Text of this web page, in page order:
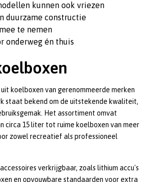
kunnen ook vriezen
duurzame constructie
te nemen
onderweg én thuis
koelboxen van gerenommeerde merken
staat bekend om de uitstekende kwaliteit,
Het assortiment omvat
circa 15 liter tot ruime koelboxen van meer
zowel recreatief als professioneel
verkrijgbaar, zoals lithium accu's
en opvouwbare standaarden voor extra